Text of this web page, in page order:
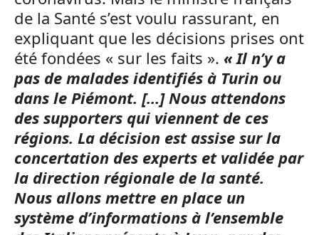
de la Santé s’est voulu rassurant, en
expliquant que les décisions prises ont
été fondées « sur les faits ». « Il n’y a
pas de malades identifiés à Turin ou
dans le Piémont. […] Nous attendons
des supporters qui viennent de ces
régions. La décision est assise sur la
concertation des experts et validée par
la direction régionale de la santé.
Nous allons mettre en place un
système d’informations à l’ensemble